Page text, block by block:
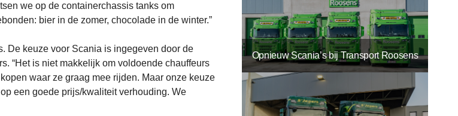
we op de containerchassis tanks om
bier in de zomer, chocolade in de winter.”
De keuze voor Scania is ingegeven door de
“Het is niet makkelijk om voldoende chauffeurs
waar ze graag mee rijden. Maar onze keuze
een goede prijs/kwaliteit verhouding. We
Opnieuw Scania’s bij Transport Roosens